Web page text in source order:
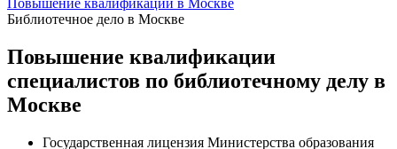
Повышение квалификации в Москве
Библиотечное дело в Москве
Повышение квалификации
специалистов по библиотечному делу в
Москве
Государственная лицензия Министерства образования